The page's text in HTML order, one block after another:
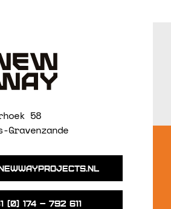
58
Gravenzande
(0) 174 – 792 611